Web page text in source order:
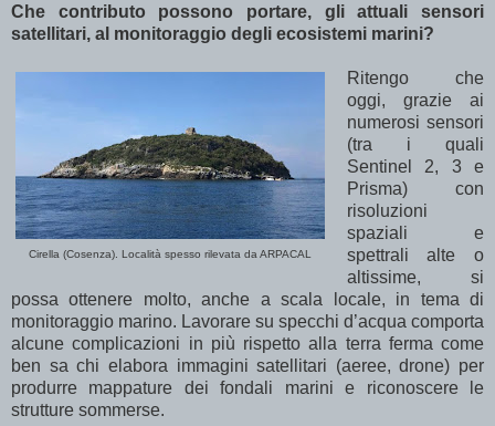
Che contributo possono portare, gli attuali sensori
satellitari, al monitoraggio degli ecosistemi marini?
Cirella (Cosenza). Località spesso rilevata da ARPACAL
Ritengo che
oggi, grazie ai
numerosi sensori
(tra i quali
Sentinel 2, 3 e
Prisma) con
risoluzioni
spaziali e
spettrali alte o
altissime, si
possa ottenere molto, anche a scala locale, in tema di
monitoraggio marino. Lavorare su specchi d’acqua comporta
alcune complicazioni in più rispetto alla terra ferma come
ben sa chi elabora immagini satellitari (aeree, drone) per
produrre mappature dei fondali marini e riconoscere le
strutture sommerse.